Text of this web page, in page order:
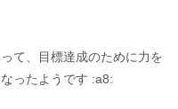
て、目標達成のために力を
ったようです :a8: